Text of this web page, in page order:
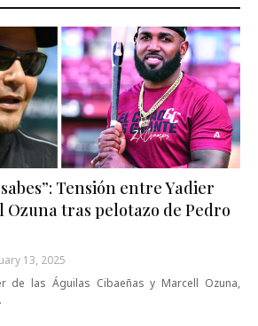
Tensión entre Yadier
tras pelotazo de Pedro
13, 2025
de las Águilas Cibaeñas y Marcell Ozuna,